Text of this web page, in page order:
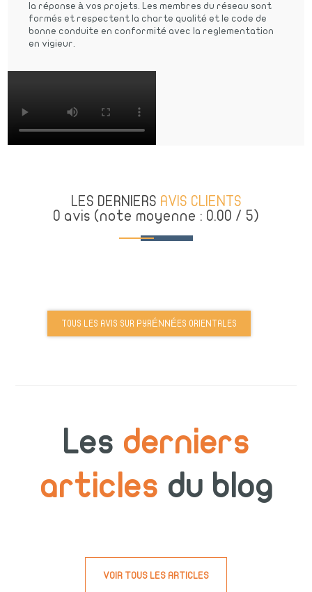
la réponse à vos projets. Les membres du réseau sont
formés et respectent la charte qualité et le code de
bonne conduite en conformité avec la reglementation
en vigieur.
LES DERNIERS AVIS CLIENTS
0 avis (note moyenne : 0.00 / 5)
TOUS LES AVIS SUR PYRÉNNÉES ORIENTALES
Les derniers
articles du blog
VOIR TOUS LES ARTICLES